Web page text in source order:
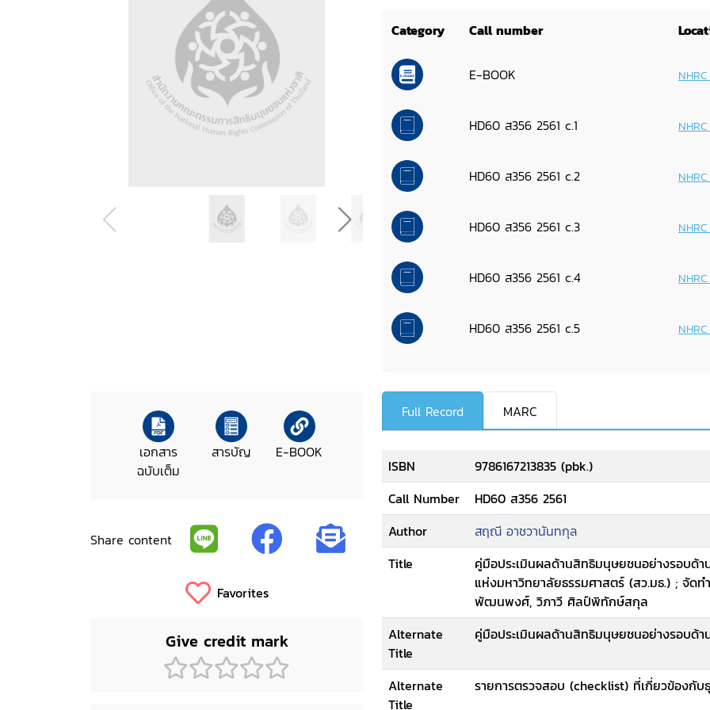
Category Call number
E-BOOK
HD60 ส356 2561 c.1
HD60 ส356 2561 c.2
HD60 ส356 2561 c.3
HD60 ส356 2561 c.4
HD60 ส356 2561 c.5
เอกสาร
ฉบับเต็ม
สารบัญ E-BOOK
Share content
Favorites
Give credit mark
Full Record MARC
ISBN
9786167213835 (pbk.)
Call Number
HD60 ส356 2561
Author
สฤณี อาชวานันทกุล
Title
คู่มือประเมินผลด้านสิทธิมนุษยชนอย่างรอบด้า
แห่งมหาวิทยาลัยธรรมศาสตร์ (สว.มธ.) ; จั
พัฒนพงศ์, วิภาวี ศิลป์พิทักษ์สกุล
Alternate
Title
คู่มือประเมินผลด้านสิทธิมนุษยชนอย่างรอบด้า
Alternate
Title
รายการตรวจสอบ (checklist) ที่เกี่ยวข้องกับ